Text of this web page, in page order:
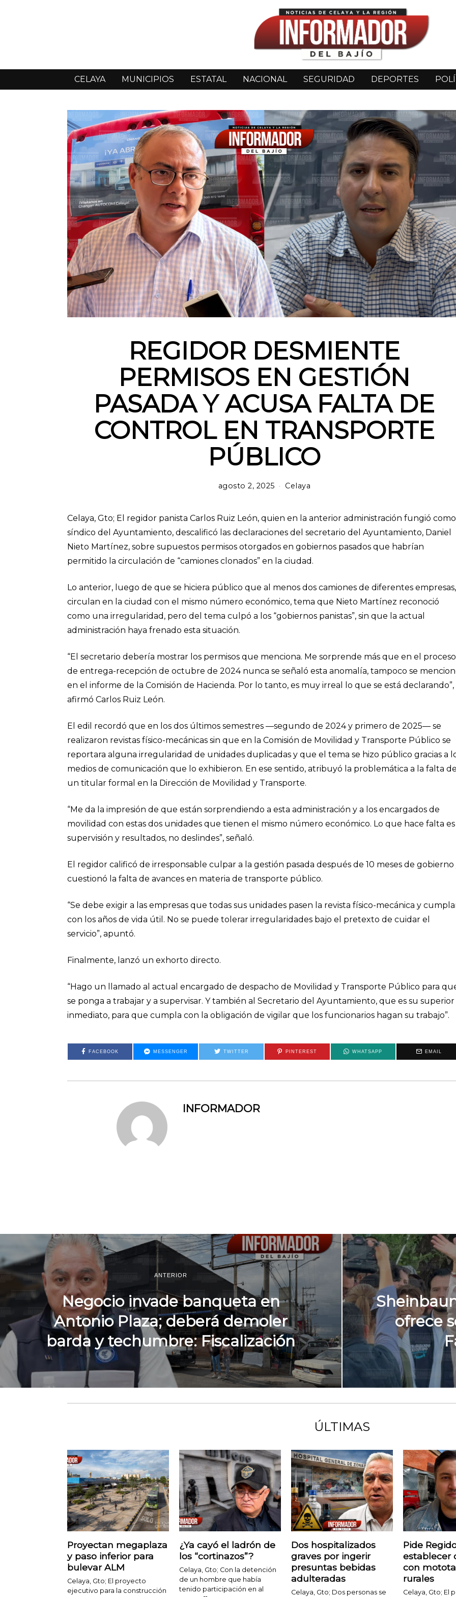
CELAYA MUNICIPIOS ESTATAL NACIONAL SEGURIDAD DEPORTES
REGIDOR DESMIENTE
PERMISOS EN GESTIÓN
PASADA Y ACUSA FALTA DE
CONTROL EN TRANSPORTE
PÚBLICO
agosto 2, 2025 Celaya
Celaya, Gto; El regidor panista Carlos Ruiz León, quien en la anterior administración fungió como
síndico del Ayuntamiento, descalificó las declaraciones del secretario del Ayuntamiento, Daniel
Nieto Martínez, sobre supuestos permisos otorgados en gobiernos pasados que habrían
permitido la circulación de “camiones clonados” en la ciudad.
Lo anterior, luego de que se hiciera público que al menos dos camiones de diferentes empresas,
circulan en la ciudad con el mismo número económico, tema que Nieto Martínez reconoció
como una irregularidad, pero del tema culpó a los “gobiernos panistas”, sin que la actual
administración haya frenado esta situación.
“El secretario debería mostrar los permisos que menciona. Me sorprende más que en el proceso
de entrega-recepción de octubre de 2024 nunca se señaló esta anomalía, tampoco se
en el informe de la Comisión de Hacienda. Por lo tanto, es muy irreal lo que se está declarando”,
afirmó Carlos Ruiz León.
El edil recordó que en los dos últimos semestres —segundo de 2024 y primero de 2025— se
realizaron revistas físico-mecánicas sin que en la Comisión de Movilidad y Transporte Público se
reportara alguna irregularidad de unidades duplicadas y que el tema se hizo público gracias a
medios de comunicación que lo exhibieron. En ese sentido, atribuyó la problemática a la falta
un titular formal en la Dirección de Movilidad y Transporte.
“Me da la impresión de que están sorprendiendo a esta administración y a los encargados de
movilidad con estas dos unidades que tienen el mismo número económico. Lo que hace falta es
supervisión y resultados, no deslindes”, señaló.
El regidor calificó de irresponsable culpar a la gestión pasada después de 10 meses de gobierno
cuestionó la falta de avances en materia de transporte público.
“Se debe exigir a las empresas que todas sus unidades pasen la revista físico-mecánica y
con los años de vida útil. No se puede tolerar irregularidades bajo el pretexto de cuidar el
servicio”, apuntó.
Finalmente, lanzó un exhorto directo.
“Hago un llamado al actual encargado de despacho de Movilidad y Transporte Público para
se ponga a trabajar y a supervisar. Y también al Secretario del Ayuntamiento, que es su superior
inmediato, para que cumpla con la obligación de vigilar que los funcionarios hagan su trabajo”.
FACEBOOK MESSENGER TWITTER PINTEREST WHATSAPP EMAIL
INFORMADOR
ANTERIOR
Negocio invade banqueta en
Antonio Plaza; deberá demoler
barda y techumbre: Fiscalización
ofrece
ÚLTIMAS
Proyectan megaplaza
y paso inferior para
bulevar ALM
Celaya, Gto; El proyecto
ejecutivo para la construcción
¿Ya cayó el ladrón de
los “cortinazos”?
Celaya, Gto; Con la detención
de un hombre que había
tenido participación en al
Dos hospitalizados
graves por ingerir
presuntas bebidas
adulteradas
Celaya, Gto; Dos personas se
Pide
establecer
con
rurales
Celaya, Gto; El